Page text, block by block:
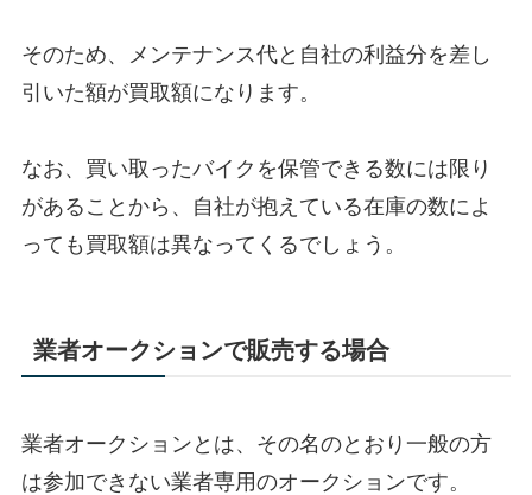
そのため、メンテナンス代と自社の利益分を差し
引いた額が買取額になります。
なお、買い取ったバイクを保管できる数には限り
があることから、自社が抱えている在庫の数によ
っても買取額は異なってくるでしょう。
業者オークションで販売する場合
業者オークションとは、その名のとおり一般の方
は参加できない業者専用のオークションです。